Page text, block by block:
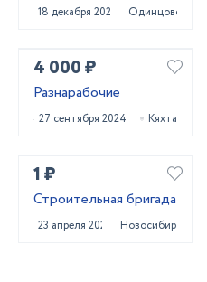
18 декабря 2020 Одинцово
4 000 ₽
Разнарабочие
27 сентября 2024 Кяхта
1 ₽
Строительная бригада
23 апреля 2024 Новосибирск